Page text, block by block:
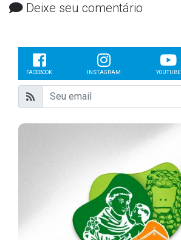
Deixe seu comentário
FACEBOOK INSTAGRAM YOUTUBE